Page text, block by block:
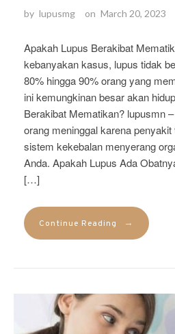
by lupusmg on March 20, 2023
Apakah Lupus Berakibat
kebanyakan kasus, lupus tidak
80% hingga 90% orang yang
ini kemungkinan besar akan
Berakibat Mematikan? lupusmn
orang meninggal karena
sistem kekebalan menyerang
Anda. Apakah Lupus Ada
[…]
Continue Reading →